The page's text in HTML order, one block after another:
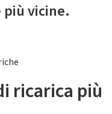
più vicine.
ricarica più